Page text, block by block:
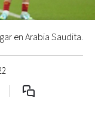
en Arabia Saudita.